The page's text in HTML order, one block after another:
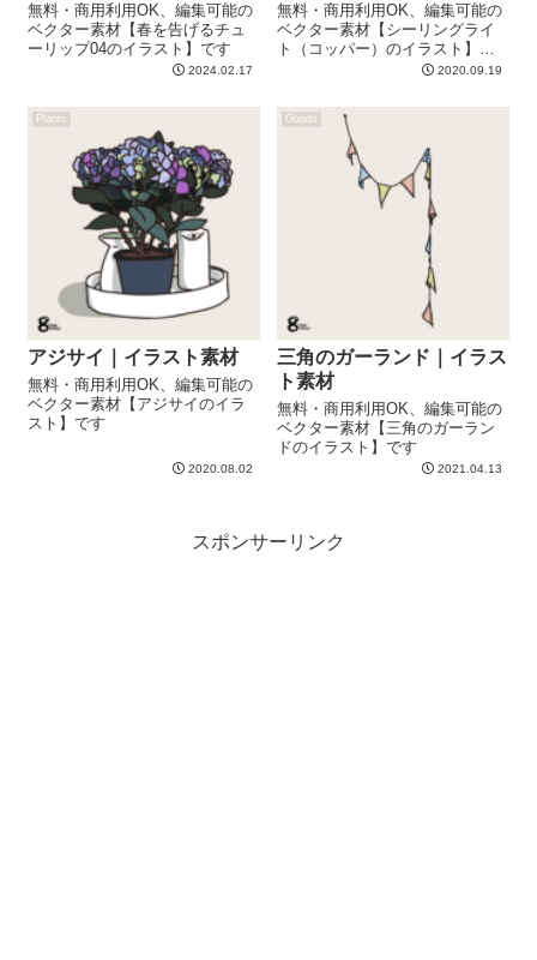
無料・商用利用OK、編集可能の
ベクター素材【春を告げるチュ
ーリップ04のイラスト】です
2024.02.17
無料・商用利用OK、編集可能の
ベクター素材【シーリングライ
ト（コッパー）のイラスト】で
2020.09.19
Plants
アジサイ｜イラスト素材
無料・商用利用OK、編集可能の
ベクター素材【アジサイのイラ
スト】です
2020.08.02
Goods
三角のガーランド｜イラス
ト素材
無料・商用利用OK、編集可能の
ベクター素材【三角のガーラン
ドのイラスト】です
2021.04.13
スポンサーリンク